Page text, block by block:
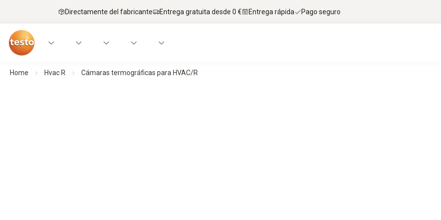
Directamente del fabricante Entrega gratuita desde 0 € Entrega rápida Pago seguro
Home Hvac R Cámaras termográficas para HVAC/R